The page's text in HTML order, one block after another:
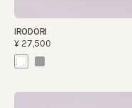
IRODORI
¥27,500